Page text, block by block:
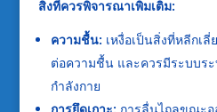
สิ่งที่ควรพิจารณาเพิ่มเติม:
ความชื้น: เหงื่อเป็นสิ่งที่หลีกเ
ต่อความชื้น และควรมีระบบร
กำลังกาย